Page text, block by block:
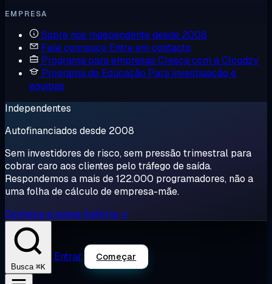
EMPRESA
Sobre nós Independente desde 2008
Fale connosco Entre em contacto
Programa para empresas Cresça com a Cloudzy
Programa de Educação Para investigação e
equipas
Independentes
Autofinanciados desde 2008
Sem investidores de risco, sem pressão trimestral para
cobrar caro aos clientes pelo tráfego de saída.
Respondemos a mais de 122.000 programadores, não a
uma folha de cálculo de empresa-mãe.
Conheça a nossa história →
Busca ⌘K
Entrar Começar